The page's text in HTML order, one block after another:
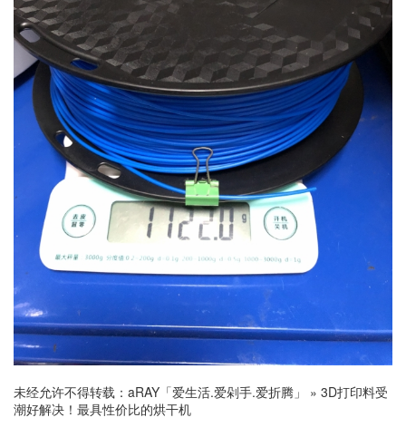
未经允许不得转载： aRAY「爱生活.爱剁手.爱折腾」 » 3D打印料受
潮好解决！最具性价比的烘干机